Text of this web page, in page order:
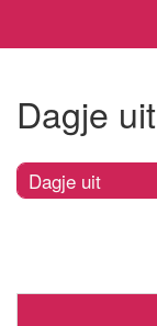
Dagje uit
Dagje uit